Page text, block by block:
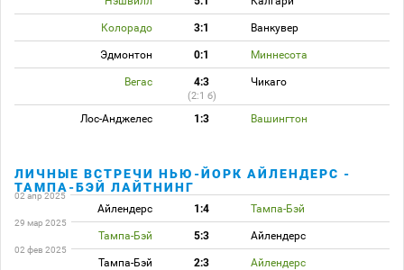
Колорадо 3:1 Ванкувер
Эдмонтон 0:1 Миннесота
Вегас 4:3 Чикаго
(2:1 б)
Лос-Анджелес 1:3 Вашингтон
ЛИЧНЫЕ ВСТРЕЧИ НЬЮ-ЙОРК АЙЛЕНДЕРС -
ТАМПА-БЭЙ ЛАЙТНИНГ
02 апр 2025
Айлендерс 1:4 Тампа-Бэй
29 мар 2025
Тампа-Бэй 5:3 Айлендерс
02 фев 2025
Тампа-Бэй 2:3 Айлендерс